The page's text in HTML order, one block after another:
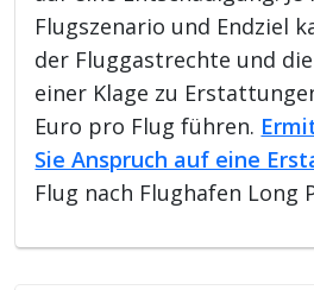
Flugszenario und Endziel
der Fluggastrechte und
einer Klage zu
Euro pro Flug führen.
Sie Anspruch auf eine
Flug nach Flughafen Long